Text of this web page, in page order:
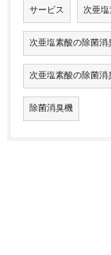
サービス 次亜
次亜塩素酸の除菌
次亜塩素酸の除菌
除菌消臭機